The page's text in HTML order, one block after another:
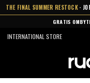
THE FINAL SUMMER RESTOCK ·
GRATIS
INTERNATIONAL STORE